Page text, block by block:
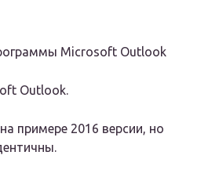
Microsoft Outlook
Outlook.
примере 2016 версии, но